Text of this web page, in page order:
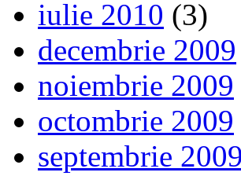
iulie 2010 (3)
decembrie 2009
noiembrie 2009
octombrie 2009
septembrie 2009